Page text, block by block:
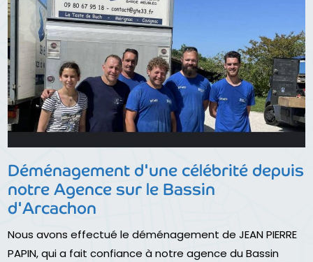
Déménagement d'une célébrité depuis
notre Agence sur le Bassin
d'Arcachon
Nous avons effectué le déménagement de JEAN PIERRE
PAPIN, qui a fait confiance à notre agence du Bassin